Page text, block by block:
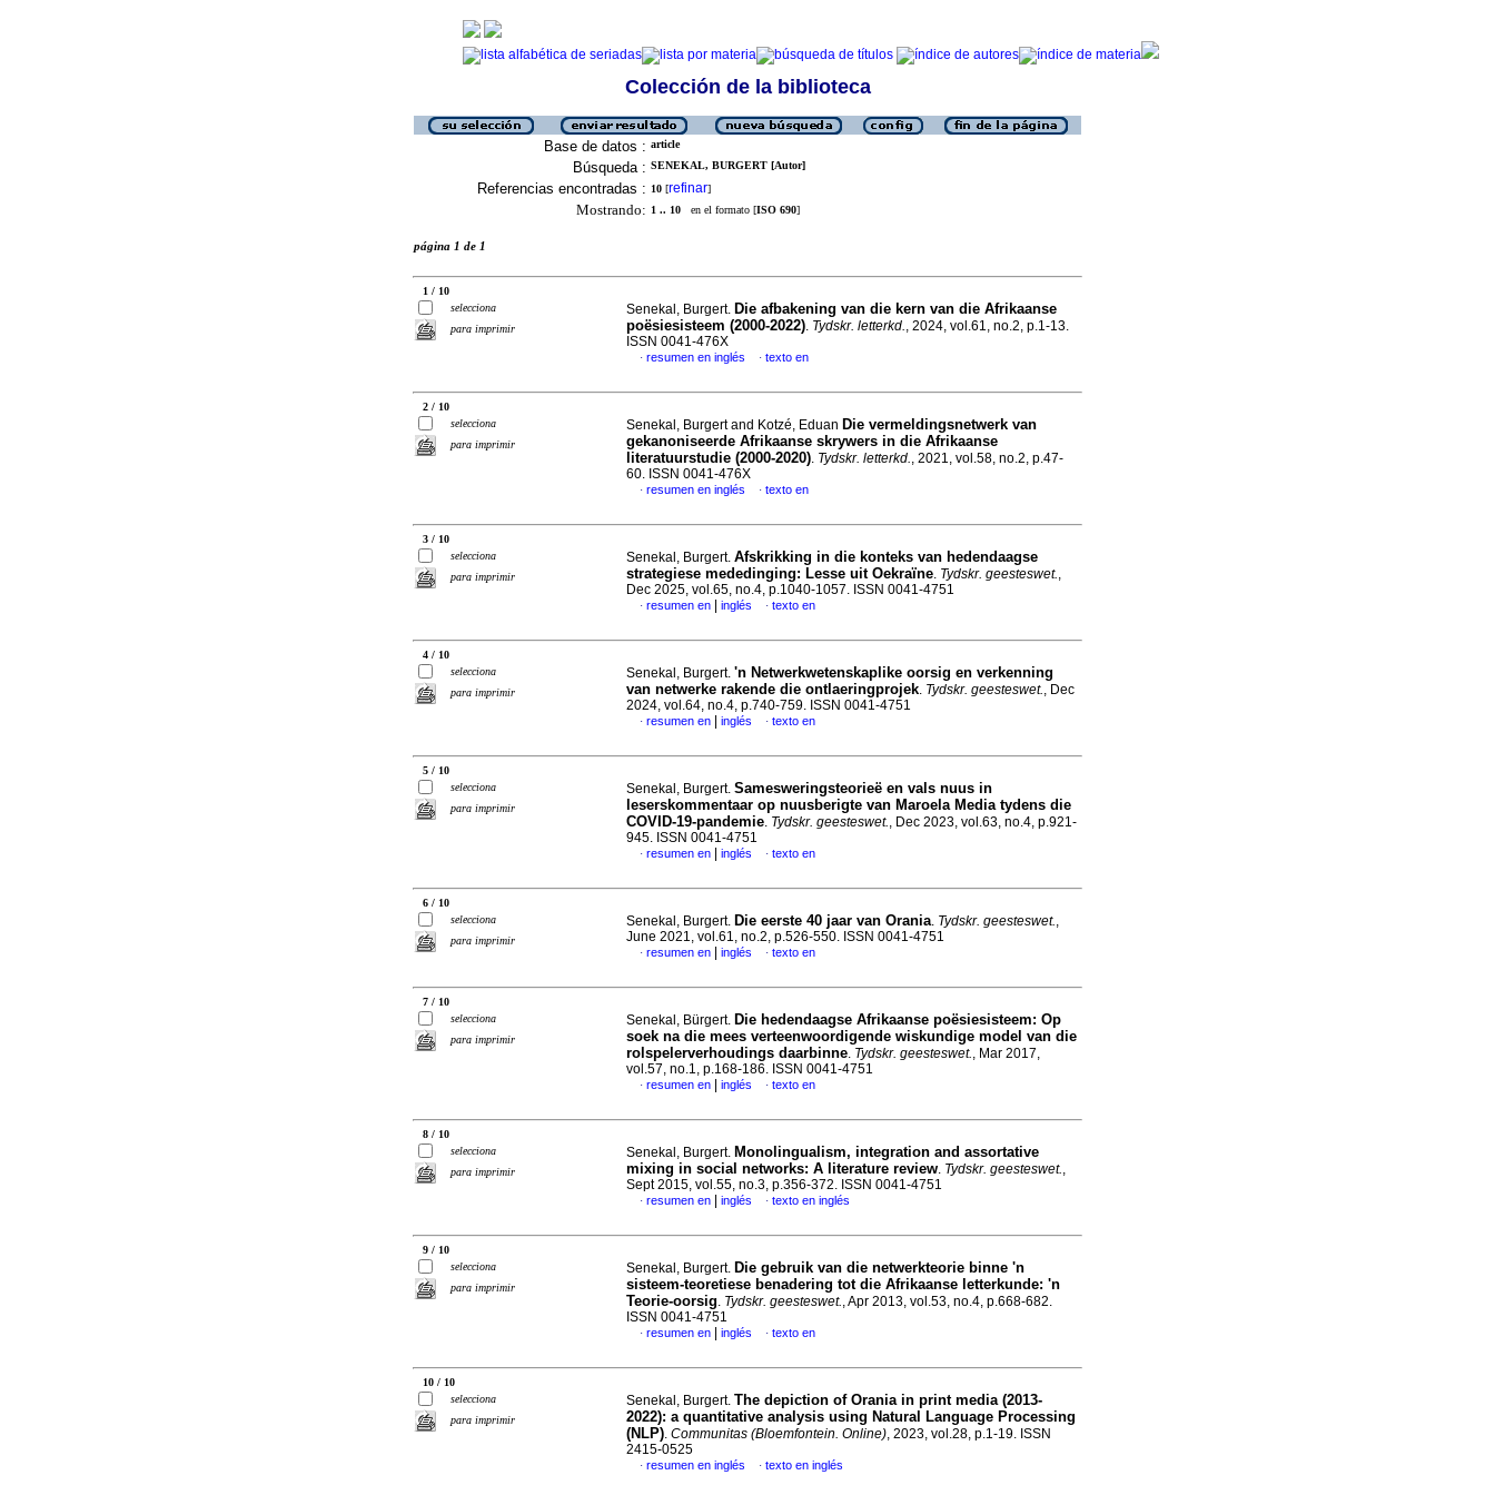
Colección de la biblioteca
Base de datos : article
Búsqueda : SENEKAL, BURGERT [Autor]
Referencias encontradas : 10 [refinar]
Mostrando: 1 .. 10 en el formato [ISO 690]
página 1 de 1
1 / 10
selecciona
para imprimir
Senekal, Burgert. Die afbakening van die kern van die Afrikaanse
poësiesisteem (2000-2022). Tydskr. letterkd., 2024, vol.61, no.2, p.1-13.
ISSN 0041-476X
· resumen en inglés · texto en
2 / 10
selecciona
para imprimir
Senekal, Burgert and Kotzé, Eduan Die vermeldingsnetwerk van
gekanoniseerde Afrikaanse skrywers in die Afrikaanse
literatuurstudie (2000-2020). Tydskr. letterkd., 2021, vol.58, no.2, p.47-
60. ISSN 0041-476X
· resumen en inglés · texto en
3 / 10
selecciona
para imprimir
Senekal, Burgert. Afskrikking in die konteks van hedendaagse
strategiese mededinging: Lesse uit Oekraïne. Tydskr. geesteswet.,
Dec 2025, vol.65, no.4, p.1040-1057. ISSN 0041-4751
· resumen en inglés · texto en
4 / 10
selecciona
para imprimir
Senekal, Burgert. 'n Netwerkwetenskaplike oorsig en verkenning
van netwerke rakende die ontlaeringprojek. Tydskr. geesteswet., Dec
2024, vol.64, no.4, p.740-759. ISSN 0041-4751
· resumen en inglés · texto en
5 / 10
selecciona
para imprimir
Senekal, Burgert. Samesweringsteorieë en vals nuus in
leserskommentaar op nuusberigte van Maroela Media tydens die
COVID-19-pandemie. Tydskr. geesteswet., Dec 2023, vol.63, no.4, p.921-
945. ISSN 0041-4751
· resumen en inglés · texto en
6 / 10
selecciona
para imprimir
Senekal, Burgert. Die eerste 40 jaar van Orania. Tydskr. geesteswet.,
June 2021, vol.61, no.2, p.526-550. ISSN 0041-4751
· resumen en inglés · texto en
7 / 10
selecciona
para imprimir
Senekal, Bürgert. Die hedendaagse Afrikaanse poësiesisteem: Op
soek na die mees verteenwoordigende wiskundige model van die
rolspelerverhoudings daarbinne. Tydskr. geesteswet., Mar 2017,
vol.57, no.1, p.168-186. ISSN 0041-4751
· resumen en inglés · texto en
8 / 10
selecciona
para imprimir
Senekal, Burgert. Monolingualism, integration and assortative
mixing in social networks: A literature review. Tydskr. geesteswet.,
Sept 2015, vol.55, no.3, p.356-372. ISSN 0041-4751
· resumen en inglés · texto en inglés
9 / 10
selecciona
para imprimir
Senekal, Burgert. Die gebruik van die netwerkteorie binne 'n
sisteem-teoretiese benadering tot die Afrikaanse letterkunde: 'n
Teorie-oorsig. Tydskr. geesteswet., Apr 2013, vol.53, no.4, p.668-682.
ISSN 0041-4751
· resumen en inglés · texto en
10 / 10
selecciona
para imprimir
Senekal, Burgert. The depiction of Orania in print media (2013-
2022): a quantitative analysis using Natural Language Processing
(NLP). Communitas (Bloemfontein. Online), 2023, vol.28, p.1-19. ISSN
2415-0525
· resumen en inglés · texto en inglés